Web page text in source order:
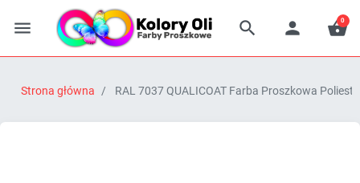
   
0
Strona główna RAL 7037 QUALICOAT Farba Proszkowa